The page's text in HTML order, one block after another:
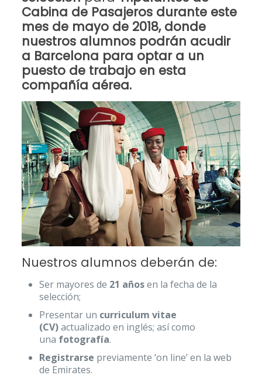
Cabina de Pasajeros durante este
mes de mayo de 2018, donde
nuestros alumnos podrán acudir
a Barcelona para optar a un
puesto de trabajo en esta
compañía aérea.
Nuestros alumnos deberán de:
Ser mayores de 21 añosen la fecha de la
selección;
Presentar un curriculum vitae
(CV)actualizado en inglés; así como
una fotografía.
Registrarse previamente ‘on line’ en la web
de Emirates.